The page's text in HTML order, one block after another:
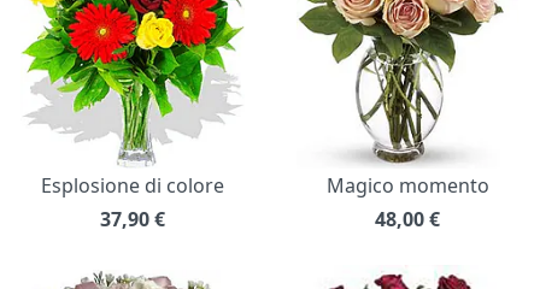
Esplosione di colore
37,90€
Magico momento
48,00€